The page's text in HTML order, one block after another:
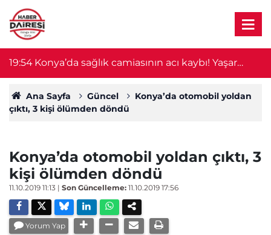
19:54 Konya’da sağlık camiasının acı kaybı! Yaşar
Ulutaş hayatını kaybetti
Ana Sayfa Güncel
Konya’da otomobil yoldan
çıktı, 3 kişi ölümden döndü
Konya’da otomobil yoldan çıktı, 3
kişi ölümden döndü
11.10.2019 11:13 | Son Güncelleme: 11.10.2019 17:56
Yorum Yap